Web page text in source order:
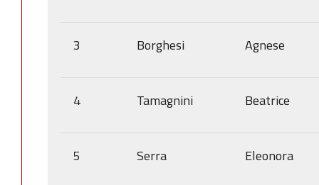
3 Borghesi Agnese
4 Tamagnini Beatrice
5 Serra Eleonora